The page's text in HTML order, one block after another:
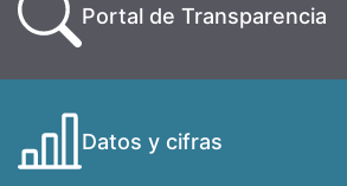
Portal de Transparencia
Datos y cifras